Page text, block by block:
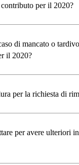
per il 2020?
di mancato o
il 2020?
per la richiesta di
per avere ulteriori